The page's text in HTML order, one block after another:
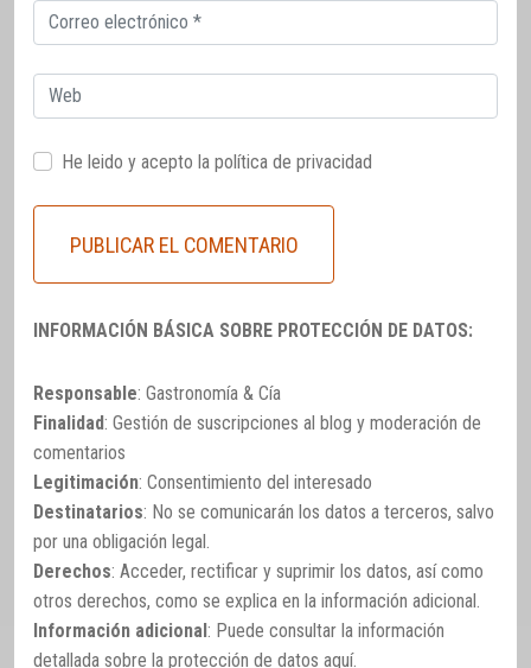
Correo
electrónico
Web
He leido y acepto la política de privacidad
INFORMACIÓN BÁSICA SOBRE PROTECCIÓN DE DATOS:
Responsable: Gastronomía & Cía
Finalidad: Gestión de suscripciones al blog y moderación de
comentarios
Legitimación: Consentimiento del interesado
Destinatarios: No se comunicarán los datos a terceros, salvo
por una obligación legal.
Derechos: Acceder, rectificar y suprimir los datos, así como
otros derechos, como se explica en la información adicional.
Información adicional: Puede consultar la información
detallada sobre la protección de datos aquí.